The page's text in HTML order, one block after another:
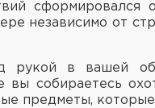
сформировался
независимо от
рукой в вашей
вы собираетесь
предметы,